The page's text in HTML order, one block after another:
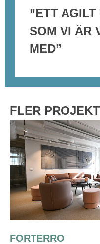
”ETT
SOM VI ÄR
MED”
FLER PROJEKT
FORTERRO